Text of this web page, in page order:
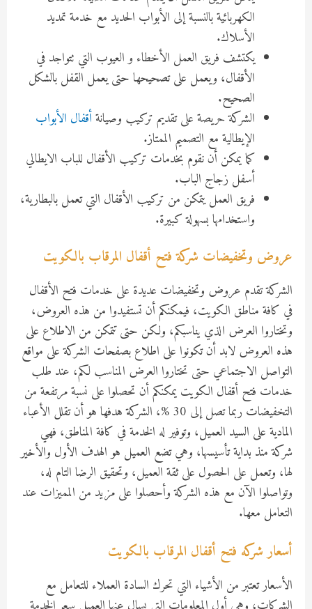
الكهربائية بالنسبة إلى الأبواب الحديد مع خدمة تمديد
الأسلاك.
يكتشف فريق العمل الأخطاء و العيوب التي تتواجد في
الأقفال، ويعمل على تصحيحها حتى يعمل القفل بالشكل
الصحيح.
الشركة حريصة على تقديم تركيب وصيانةأقفال الأبواب
الإيطالية مع التصميم الممتاز.
كما يمكن أن نقوم بخدمات تركيب الأقفال للباب الايطالي
أسفل زجاج الباب.
فريق العمل يتمكن من تركيب الأقفال التي تعمل بالبطارية،
واستخدامها بسهولة كبيرة.
عروض وتخفيضات شركة فتح أقفال المرقاب بالكويت
الشركة تقدم عروض وتخفيضات عديدة على خدمات فتح الأقفال
في كافة مناطق الكويت، فيمكنكم أن تستفيدوا من هذه العروض،
وتختاروا العرض الذي يناسبكم، ولكن حتى تتمكن من الاطلاع على
هذه العروض لابد أن تكونوا على اطلاع بصفحات الشركة على مواقع
التواصل الاجتماعي حتى تختاروا العرض المناسب لكم، عند طلب
خدمات فتح أقفال الكويت يمكنكم أن تحصلوا على نسبة مرتفعة من
التخفيضات ربما تصل إلى 30 %، الشركة هدفها هو أن تقلل الأعباء
المادية على السيد العميل، وتوفير له الخدمة في كافة المناطق، فهي
شركة منذ بداية تأسيسها، وهي تضع العميل هو الهدف الأول والأخير
لها، وتعمل على الحصول على ثقة العميل، وتحقيق الرضا التام له،
وتواصلوا الآن مع هذه الشركة وأحصلوا على مزيد من المميزات عند
التعامل معها.
أسعار شركه فتح أقفال المرقاب بالكويت
الأسعار تعتبر من الأشياء التي تحرك السادة العملاء للتعامل مع